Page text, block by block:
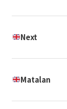
Next
Matalan